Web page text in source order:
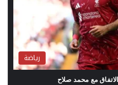
رياضة
مع محمد صلاح